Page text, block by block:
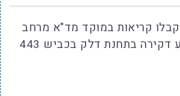
15:05 התקבלו קריאות במוקד מד"א מרחב
ירושלים על פיגוע דקירה בתחנת דלק בכביש 443